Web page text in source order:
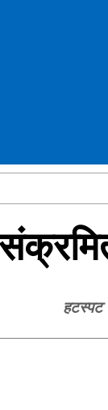
हटस्पट